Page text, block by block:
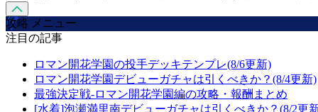
攻略 メニュー
注目の記事
ロマン開花学園の投手デッキテンプレ(8/6更新)
ロマン開花学園デビューガチャは引くべきか？(8/4更新)
最強決定戦-ロマン開花学園編の攻略・報酬まとめ
[水着]泡瀬満里南デビューガチャは引くべきか？(8/2更